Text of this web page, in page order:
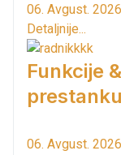
06. Avgust.
Detaljnije...
Funkcije
06. Avgust.